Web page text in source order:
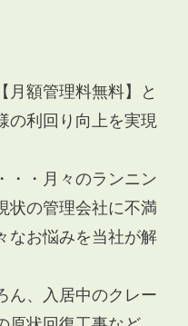
月額管理料無料】と
の利回り向上を実現
・・月々のランニン
状の管理会社に不満
なお悩みを当社が解
ん、入居中のクレー